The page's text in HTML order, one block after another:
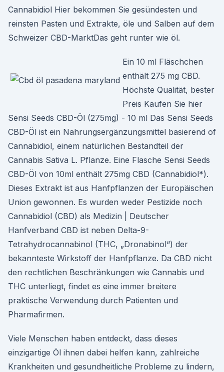
Cannabidiol Hier bekommen Sie gesündesten und
reinsten Pasten und Extrakte, öle und Salben auf dem
Schweizer CBD-MarktDas geht runter wie öl.
Ein 10 ml Fläschchen
enthält 275 mg CBD.
Höchste Qualität, bester
Preis Kaufen Sie hier
Sensi Seeds CBD-Öl (275mg) - 10 ml Das Sensi Seeds
CBD-Öl ist ein Nahrungsergänzungsmittel basierend of
Cannabidiol, einem natürlichen Bestandteil der
Cannabis Sativa L. Pflanze. Eine Flasche Sensi Seeds
CBD-Öl von 10ml enthält 275mg CBD (Cannabidiol*).
Dieses Extrakt ist aus Hanfpflanzen der Europäischen
Union gewonnen. Es wurden weder Pestizide noch
Cannabidiol (CBD) als Medizin | Deutscher
Hanfverband CBD ist neben Delta-9-
Tetrahydrocannabinol (THC, „Dronabinol“) der
bekannteste Wirkstoff der Hanfpflanze. Da CBD nicht
den rechtlichen Beschränkungen wie Cannabis und
THC unterliegt, findet es eine immer breitere
praktische Verwendung durch Patienten und
Pharmafirmen.
Viele Menschen haben entdeckt, dass dieses
einzigartige Öl ihnen dabei helfen kann, zahlreiche
Krankheiten und gesundheitliche Probleme zu lindern,